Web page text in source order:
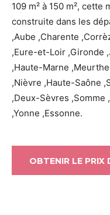
109 m² à 150 m²,
construite dans les
,Aube ,Charente
,Eure-et-Loir ,Gironde
,Haute-Marne
,Nièvre ,Haute-Saône
,Deux-Sèvres ,Somme
,Yonne ,Essonne.
OBTENIR LE PRIX